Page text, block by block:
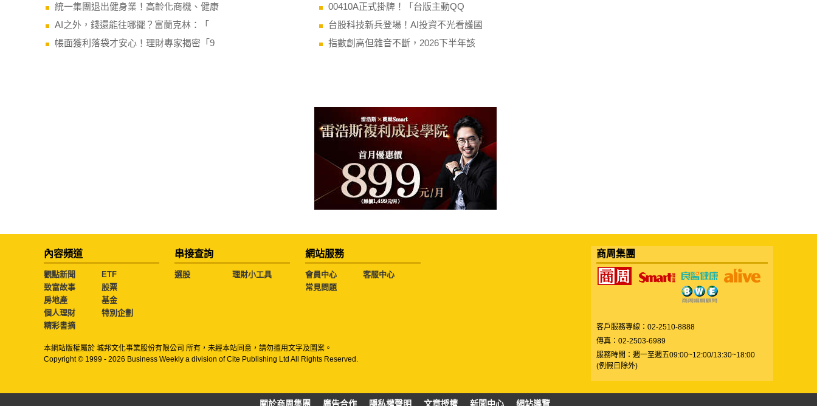
統一集團退出健身業！高齡化商機、健康
AI之外，錢還能往哪擺？富蘭克林：「
帳面獲利落袋才安心！理財專家揭密「9
00410A正式掛牌！「台版主動QQ
台股科技新兵登場！AI投資不光看護國
指數創高但雜音不斷，2026下半年該
內容頻道
觀點新聞
ETF
致富故事
股票
房地產
基金
個人理財
特別企劃
精彩書摘
串接查詢
選股 理財小工具
網站服務
會員中心
客服中心
常見問題
本網站版權屬於 城邦文化事業股份有限公司 所有，未經本站同意，請勿擅用文字及圖案。
Copyright © 1999 - 2026 Business Weekly a division of Cite Publishing Ltd All Rights Reserved.
商周集團
客戶服務專線：02-2510-8888
傳真：02-2503-6989
服務時間：週一至週五09:00~12:00/13:30~18:00
(例假日除外)
關於商周集團 廣告合作 隱私權聲明 文章授權 新聞中心 網站導覽